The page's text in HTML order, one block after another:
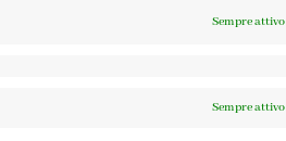
Sempre attivo
Sempre attivo